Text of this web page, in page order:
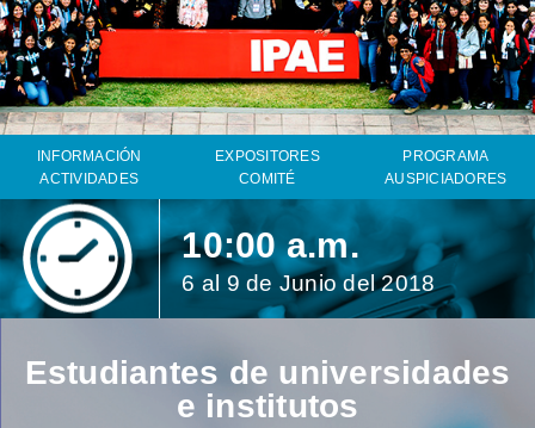
INFORMACIÓN EXPOSITORES
PROGRAMA
ACTIVIDADES
COMITÉ AUSPICIADORES
10:00 a.m.
6 al 9 de Junio del 2018
Estudiantes de universidades
e institutos